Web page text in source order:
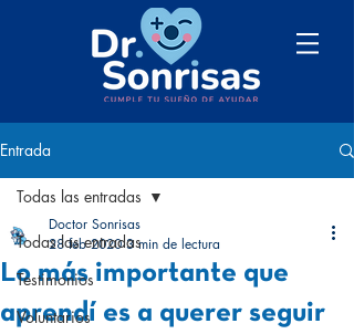
Entrada
Todas las entradas
Testimonios
Voluntarios
Todas las entradas
Lo más importante que
aprendí es a querer seguir
Doctor Sonrisas
28 feb 2020 3 min de lectura